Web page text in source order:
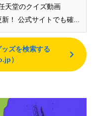
天堂のクイズ動画
！ 公式サイトでも確...
ッズを検索する
）